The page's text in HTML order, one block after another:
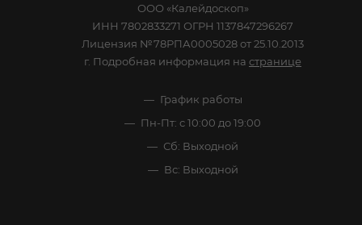
ООО «Калейдоскоп»
ИНН 7802833271 ОГРН 1137847296267
Лицензия №78РПА0005028 от 25.10.2013
г. Подробная информация на странице
График работы
Пн-Пт: с 10:00 до 19:00
Сб: Выходной
Вс: Выходной